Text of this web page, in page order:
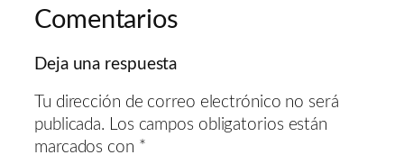
Comentarios
Deja una respuesta
Tu dirección de correo electrónico no será
publicada. Los campos obligatorios están
marcados con *